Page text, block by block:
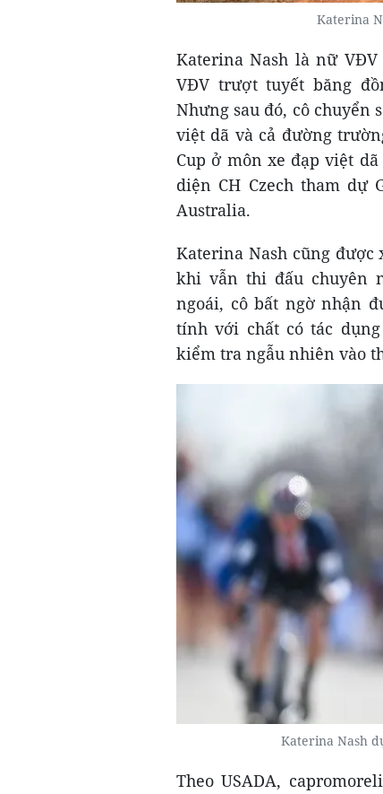
Katerina
Katerina Nash là nữ VĐV
VĐV trượt tuyết băng
Nhưng sau đó, cô chuyển
việt dã và cả đường
Cup ở môn xe đạp việt
diện CH Czech tham
Australia.
Katerina Nash cũng
khi vẫn thi đấu chuyên
ngoái, cô bất ngờ nhận
tính với chất có tác
kiểm tra ngẫu nhiên vào
Katerina Nash
Theo USADA,